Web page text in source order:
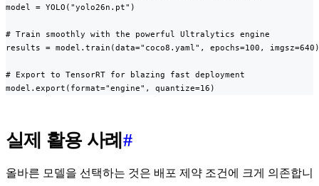
model = YOLO("yolo26n.pt")
# Train smoothly with the powerful Ultralytics engine
results = model.train(data="coco8.yaml", epochs=100, imgsz=640)
# Export to TensorRT for blazing fast deployment
model.export(format="engine", quantize=16)
실제 활용 사례 #
올바른 모델을 선택하는 것은 배포 제약 조건에 크게 의존합니